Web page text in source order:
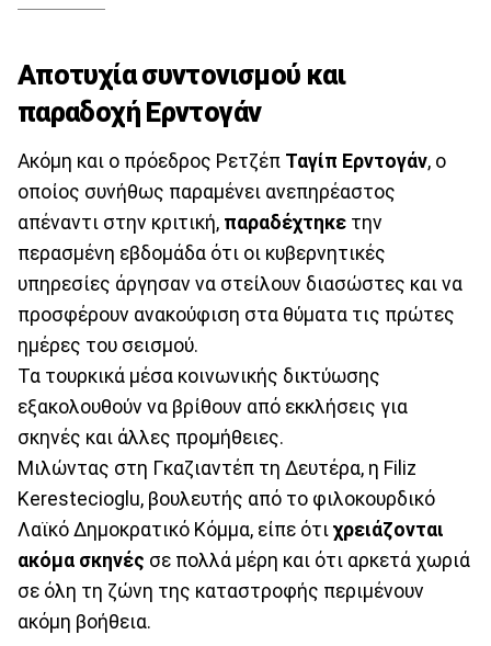
Αποτυχία συντονισμού και
παραδοχή Ερντογάν
Ακόμη και ο πρόεδρος Ρετζέπ Ταγίπ Ερντογάν, ο
οποίος συνήθως παραμένει ανεπηρέαστος
απέναντι στην κριτική, παραδέχτηκε την
περασμένη εβδομάδα ότι οι κυβερνητικές
υπηρεσίες άργησαν να στείλουν διασώστες και να
προσφέρουν ανακούφιση στα θύματα τις πρώτες
ημέρες του σεισμού.
Τα τουρκικά μέσα κοινωνικής δικτύωσης
εξακολουθούν να βρίθουν από εκκλήσεις για
σκηνές και άλλες προμήθειες.
Μιλώντας στη Γκαζιαντέπ τη Δευτέρα, η Filiz
Kerestecioglu, βουλευτής από το φιλοκουρδικό
Λαϊκό Δημοκρατικό Κόμμα, είπε ότι χρειάζονται
ακόμα σκηνές σε πολλά μέρη και ότι αρκετά χωριά
σε όλη τη ζώνη της καταστροφής περιμένουν
ακόμη βοήθεια.